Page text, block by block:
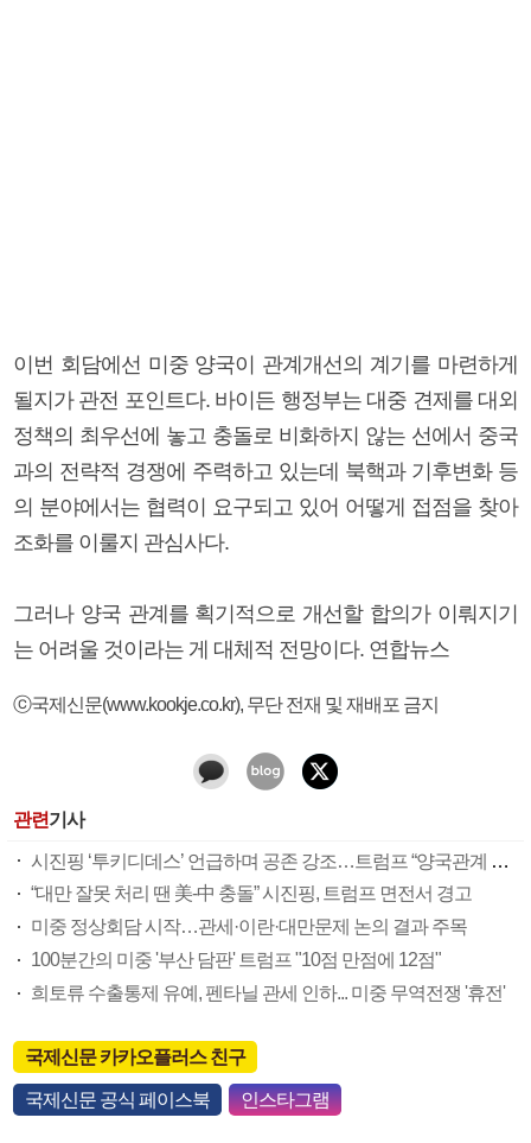
이번 회담에선 미중 양국이 관계개선의 계기를 마련하게
될지가 관전 포인트다. 바이든 행정부는 대중 견제를 대외
정책의 최우선에 놓고 충돌로 비화하지 않는 선에서 중국
과의 전략적 경쟁에 주력하고 있는데 북핵과 기후변화 등
의 분야에서는 협력이 요구되고 있어 어떻게 접점을 찾아
조화를 이룰지 관심사다.
그러나 양국 관계를 획기적으로 개선할 합의가 이뤄지기
는 어려울 것이라는 게 대체적 전망이다. 연합뉴스
ⓒ국제신문(www.kookje.co.kr), 무단 전재 및 재배포 금지
관련기사
시진핑 ‘투키디데스’ 언급하며 공존 강조…트럼프 “양국관계 좋아질 것”
“대만 잘못 처리 땐 美-中 충돌” 시진핑, 트럼프 면전서 경고
미중 정상회담 시작…관세·이란·대만문제 논의 결과 주목
100분간의 미중 '부산 담판' 트럼프 "10점 만점에 12점"
희토류 수출통제 유예, 펜타닐 관세 인하... 미중 무역전쟁 '휴전'
국제신문 카카오플러스 친구
국제신문 공식 페이스북 인스타그램